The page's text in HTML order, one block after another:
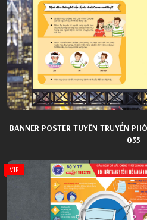
BANNER POSTER TUYÊN TRUYỀN
035
VIP